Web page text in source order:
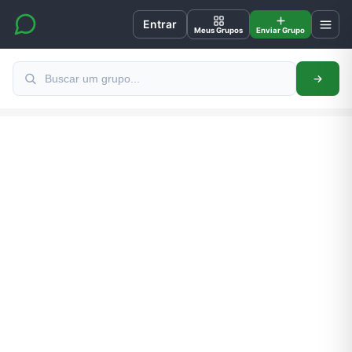
Entrar Meus Grupos Enviar Grupo